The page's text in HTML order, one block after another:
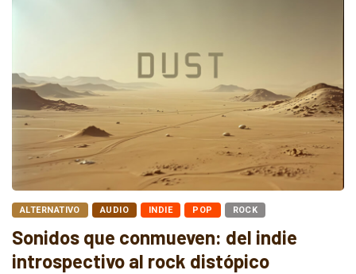
ALTERNATIVO AUDIO INDIE POP ROCK
Sonidos que conmueven: del indie
introspectivo al rock distópico